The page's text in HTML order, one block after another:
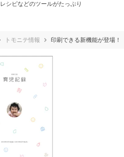
シピなどのツールがたっぷり
トモニテ情報 印刷できる新機能が登場